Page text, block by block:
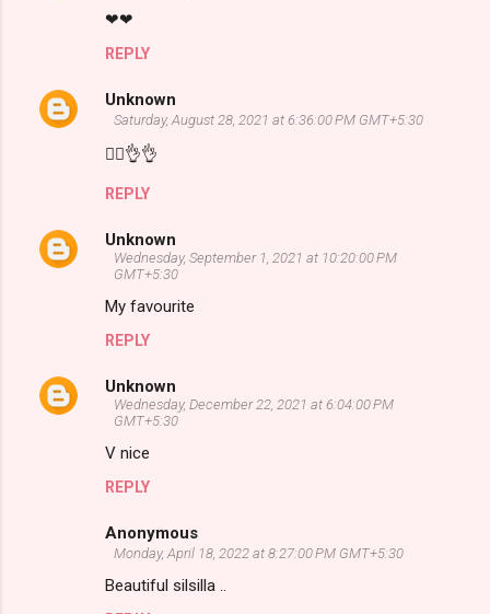
❤❤
REPLY
Unknown
Saturday, August 28, 2021 at 6:36:00 PM GMT+5:30
👍🏼👌👌
REPLY
Unknown
Wednesday, September 1, 2021 at 10:20:00 PM
GMT+5:30
My favourite
REPLY
Unknown
Wednesday, December 22, 2021 at 6:04:00 PM
GMT+5:30
V nice
REPLY
Anonymous
Monday, April 18, 2022 at 8:27:00 PM GMT+5:30
Beautiful silsilla ..